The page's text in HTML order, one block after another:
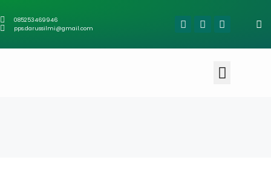
085253469946
pps.darussilmi@gmail.com